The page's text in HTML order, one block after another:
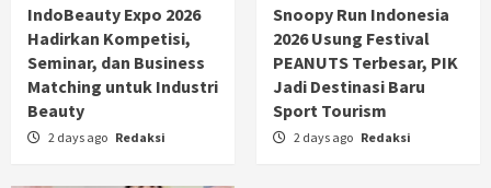
IndoBeauty Expo 2026
Hadirkan Kompetisi,
Seminar, dan Business
Matching untuk Industri
Beauty
2 days ago Redaksi
Snoopy Run Indonesia
2026 Usung Festival
PEANUTS Terbesar, PIK
Jadi Destinasi Baru
Sport Tourism
2 days ago Redaksi